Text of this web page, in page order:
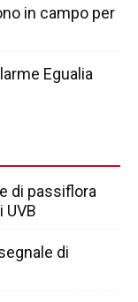
in campo per
Egualia
di passiflora
di